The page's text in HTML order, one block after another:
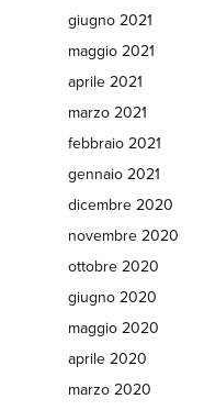
giugno 2021
maggio 2021
aprile 2021
marzo 2021
febbraio 2021
gennaio 2021
dicembre 2020
novembre 2020
ottobre 2020
giugno 2020
maggio 2020
aprile 2020
marzo 2020